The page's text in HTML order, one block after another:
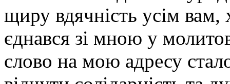
щиру вдячність усім вам,
єднався зі мною у
слово на мою адресу